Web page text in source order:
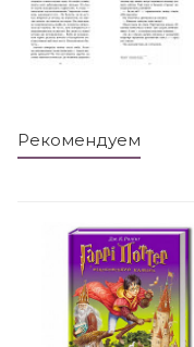
Рекомендуем